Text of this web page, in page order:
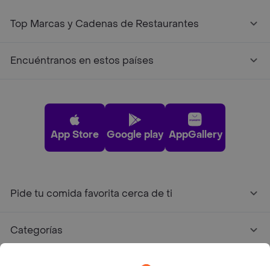
Top Marcas y Cadenas de Restaurantes
Encuéntranos en estos países
App Store Google play AppGallery
Pide tu comida favorita cerca de ti
Categorías